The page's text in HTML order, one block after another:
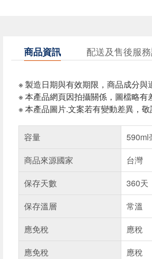
商品資訊 配送及售後服
※ 製造日期與有效期限，商品成分
※ 本產品網頁因拍攝關係，圖檔略有
※ 本產品圖片.文案若有變動差異，
容量
590ml
商品來源國家
台灣
保存天數
360天
保存溫層
常溫
應免稅
應稅
應免稅
應稅